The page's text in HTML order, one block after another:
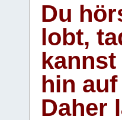
Du
lobt,
hin
Daher